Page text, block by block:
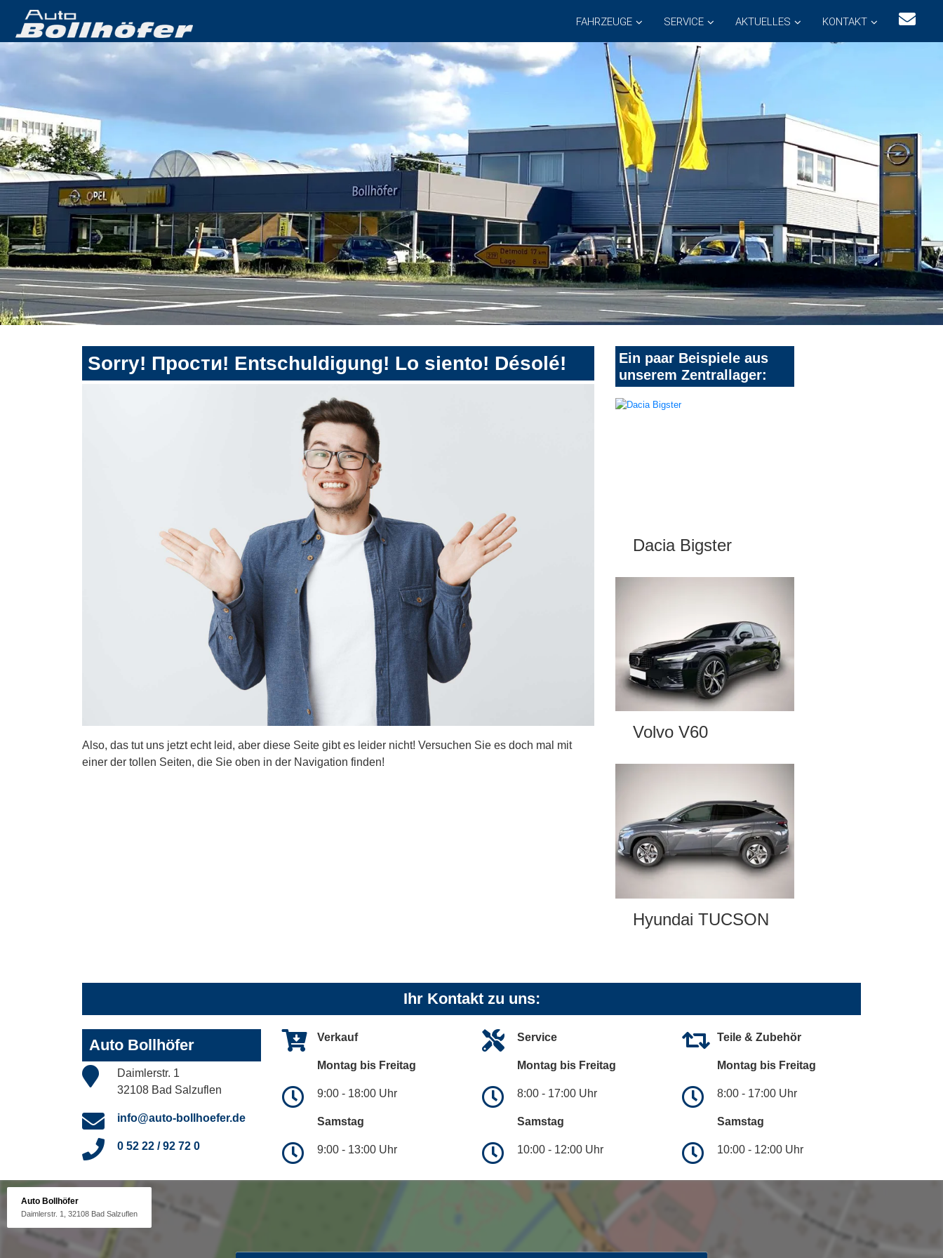
FAHRZEUGE SERVICE AKTUELLES KONTAKT
Sorry! Прости! Entschuldigung! Lo siento! Désolé!
Also, das tut uns jetzt echt leid, aber diese Seite gibt es leider nicht! Versuchen Sie es doch mal mit
einer der tollen Seiten, die Sie oben in der Navigation finden!
Ein paar Beispiele aus
unserem Zentrallager:
Dacia Bigster
Volvo V60
Hyundai TUCSON
Ihr Kontakt zu uns:
Auto Bollhöfer
Daimlerstr. 1
32108 Bad Salzuflen
info@auto-bollhoefer.de
0 52 22 / 92 72 0
Verkauf
Montag bis Freitag
9:00 - 18:00 Uhr
Samstag
9:00 - 13:00 Uhr
Service
Montag bis Freitag
8:00 - 17:00 Uhr
Samstag
10:00 - 12:00 Uhr
Teile & Zubehör
Montag bis Freitag
8:00 - 17:00 Uhr
Samstag
10:00 - 12:00 Uhr
Auto Bollhöfer
Daimlerstr. 1, 32108 Bad Salzuflen